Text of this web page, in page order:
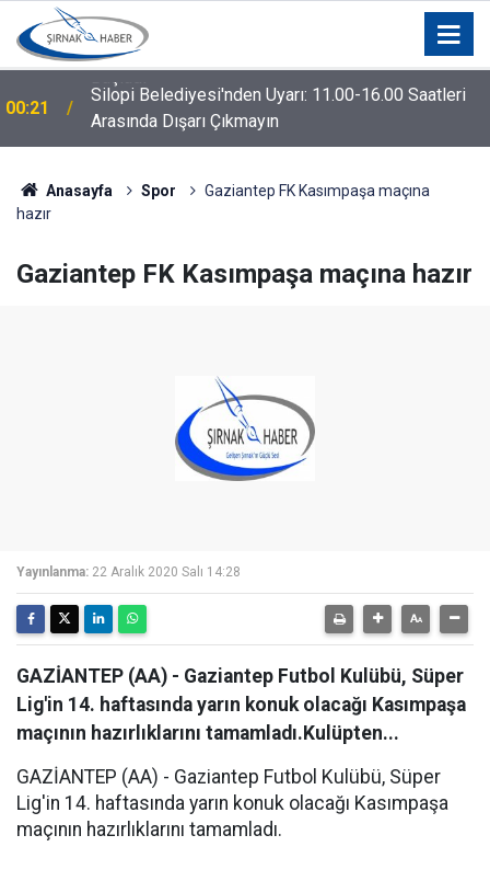
00:21
Silopi Belediyesi'nden Uyarı: 11.00-16.00 Saatleri
Arasında Dışarı Çıkmayın
Anasayfa Spor
Gaziantep FK Kasımpaşa maçına
hazır
Gaziantep FK Kasımpaşa maçına hazır
Yayınlanma: 22 Aralık 2020 Salı 14:28
GAZİANTEP (AA) - Gaziantep Futbol Kulübü, Süper
Lig'in 14. haftasında yarın konuk olacağı Kasımpaşa
maçının hazırlıklarını tamamladı.Kulüpten...
GAZİANTEP (AA) - Gaziantep Futbol Kulübü, Süper
Lig'in 14. haftasında yarın konuk olacağı Kasımpaşa
maçının hazırlıklarını tamamladı.